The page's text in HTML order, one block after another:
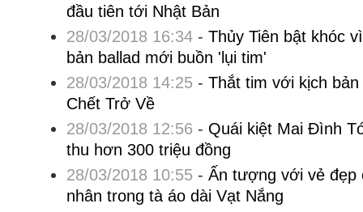
đầu tiên tới Nhật Bản
28/03/2018 16:34- Thủy Tiên bật khóc
bản ballad mới buồn 'lụi tim'
28/03/2018 14:25- Thắt tim với kịch
Chết Trở Về
28/03/2018 12:56 - Quái kiệt Mai Đình
thu hơn 300 triệu đồng
28/03/2018 10:55- Ấn tượng với vẻ đẹp
nhân trong tà áo dài Vạt Nắng